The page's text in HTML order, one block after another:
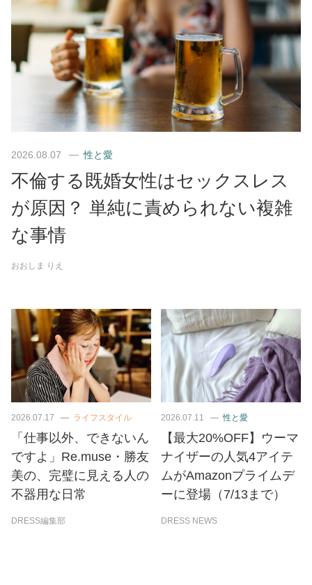
2026.08.07 性と愛
不倫する既婚女性はセックスレス
が原因？ 単純に責められない複雑
な事情
おおしま りえ
2026.07.17 ライフスタイル
「仕事以外、できないん
ですよ」Re.muse・勝友
美の、完璧に見える人の
不器用な日常
DRESS編集部
2026.07.11 性と愛
【最大20%OFF】ウーマ
ナイザーの人気4アイテ
ムがAmazonプライムデ
ーに登場（7/13まで）
DRESS NEWS